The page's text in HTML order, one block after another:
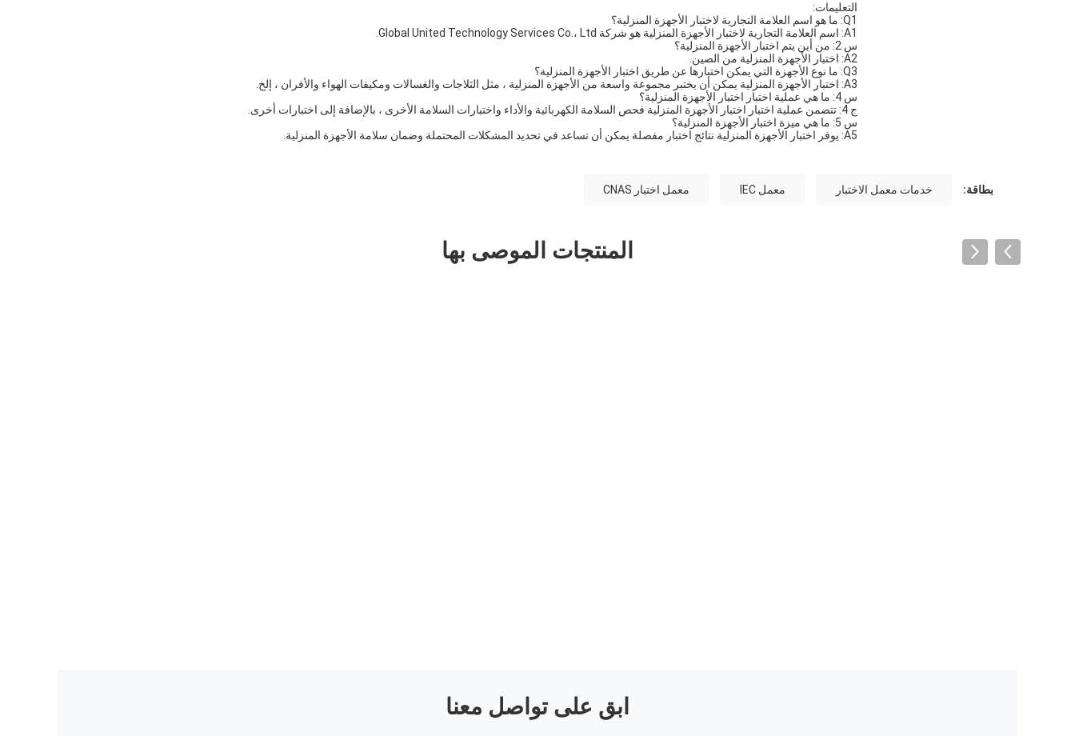
التعليمات:
Q1: ما هو اسم العلامة التجارية لاختبار الأجهزة المنزلية؟
A1: اسم العلامة التجارية لاختبار الأجهزة المنزلية هو شركة Global United Technology Services Co.، Ltd.
س 2: من أين يتم اختبار الأجهزة المنزلية؟
A2: اختبار الأجهزة المنزلية من الصين.
Q3: ما نوع الأجهزة التي يمكن اختبارها عن طريق اختبار الأجهزة المنزلية؟
A3: اختبار الأجهزة المنزلية يمكن أن يختبر مجموعة واسعة من الأجهزة المنزلية ، مثل الثلاجات والغسالات ومكيفات الهواء والأفران ، إلخ.
س 4: ما هي عملية اختبار اختبار الأجهزة المنزلية؟
ج 4: تتضمن عملية اختبار اختبار الأجهزة المنزلية فحص السلامة الكهربائية والأداء واختبارات السلامة الأخرى ، بالإضافة إلى اختبارات أخرى.
س 5: ما هي ميزة اختبار الأجهزة المنزلية؟
A5: يوفر اختبار الأجهزة المنزلية نتائج اختبار مفصلة يمكن أن تساعد في تحديد المشكلات المحتملة وضمان سلامة الأجهزة المنزلية.
بطاقة: خدمات معمل الاختبار معمل IEC معمل اختبار CNAS
المنتجات الموصى بها
ابق على تواصل معنا